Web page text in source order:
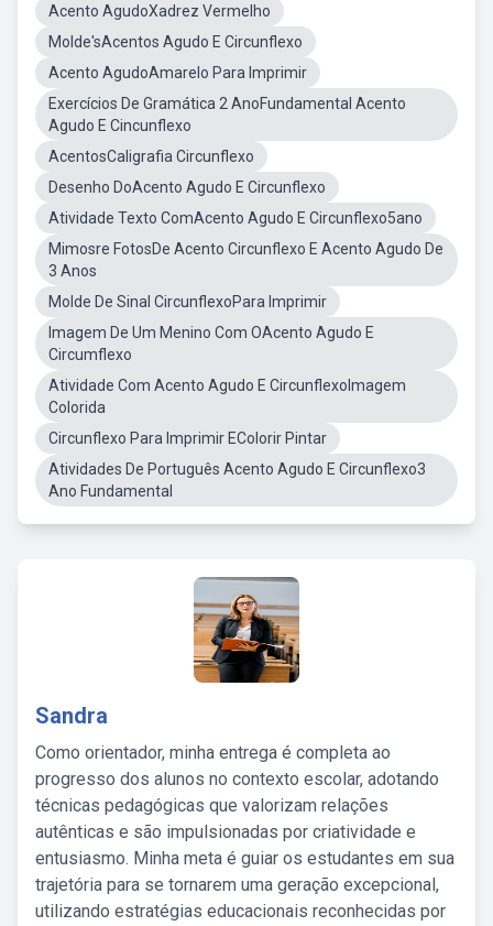
Acento AgudoXadrez Vermelho
Molde'sAcentos Agudo E Circunflexo
Acento AgudoAmarelo Para Imprimir
Exercícios De Gramática 2 AnoFundamental Acento
Agudo E Cincunflexo
AcentosCaligrafia Circunflexo
Desenho DoAcento Agudo E Circunflexo
Atividade Texto ComAcento Agudo E Circunflexo5ano
Mimosre FotosDe Acento Circunflexo E Acento Agudo De
3 Anos
Molde De Sinal CircunflexoPara Imprimir
Imagem De Um Menino Com OAcento Agudo E
Circumflexo
Atividade Com Acento Agudo E CircunflexoImagem
Colorida
Circunflexo Para Imprimir EColorir Pintar
Atividades De Português Acento Agudo E Circunflexo3
Ano Fundamental
Sandra
Como orientador, minha entrega é completa ao
progresso dos alunos no contexto escolar, adotando
técnicas pedagógicas que valorizam relações
autênticas e são impulsionadas por criatividade e
entusiasmo. Minha meta é guiar os estudantes em sua
trajetória para se tornarem uma geração excepcional,
utilizando estratégias educacionais reconhecidas por